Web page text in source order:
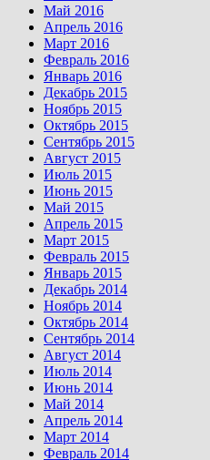
Май 2016
Апрель 2016
Март 2016
Февраль 2016
Январь 2016
Декабрь 2015
Ноябрь 2015
Октябрь 2015
Сентябрь 2015
Август 2015
Июль 2015
Июнь 2015
Май 2015
Апрель 2015
Март 2015
Февраль 2015
Январь 2015
Декабрь 2014
Ноябрь 2014
Октябрь 2014
Сентябрь 2014
Август 2014
Июль 2014
Июнь 2014
Май 2014
Апрель 2014
Март 2014
Февраль 2014